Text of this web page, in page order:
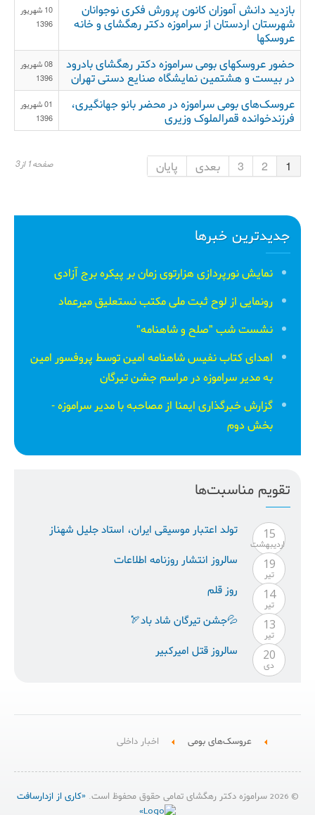
بازدید دانش آموزان کانون پرورش فکری نوجوانان
شهرستان اردستان از سراموزه دکتر رهگشای و خانه
عروسکها
10 شهریور
1396
حضور عروسکهای بومی سراموزه دکتر رهگشای بادرود
در بیست و هشتمین نمایشگاه صنایع دستی تهران
08 شهریور
1396
عروسک‌های بومی سراموزه در محضر بانو جهانگیری،
فرزندخوانده قمرالملوک وزیری
01 شهریور
1396
صفحه1 از3 1
2
3 بعدی پایان
جدیدترین خبرها
نمایش نورپردازی هزارتوی زمان بر پیکره برج آزادی
رونمایی از لوح ثبت ملی مكتب نستعلیق میرعماد
نشست شب "صلح و شاهنامه"
اهدای کتاب نفیس شاهنامه امین توسط پروفسور امین
به مدیر سراموزه در مراسم جشن تیرگان
گزارش خبرگذاری ایمنا از مصاحبه با مدیر سراموزه -
بخش دوم
تقویم مناسبت‌ها
15
ارديبهشت
تولد اعتبار موسيقى ايران، استاد جليل شهناز
19
تیر
سالروز انتشار روزنامه اطلاعات
14
تیر
روز قلم
13
تیر
💦جشن تیرگان شاد باد🏹
20
دی
سالروز قتل امیرکبیر
عروسک‌های بومی اخبار داخلی
© 2026 سراموزه دکتر رهگشای تمامی حقوق محفوظ است.
«کاری از ازدارسافت